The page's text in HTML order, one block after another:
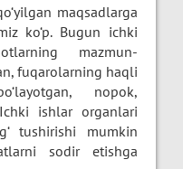
maqsadlarga
ko‘p. Bugun ichki
mazmun-
fuqarolarning haqli
nopok,
ishlar organlari
tushirishi mumkin
sodir etishga